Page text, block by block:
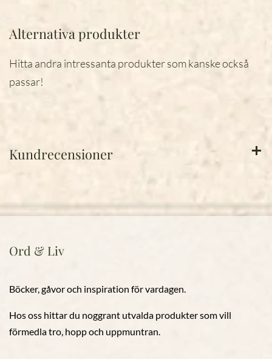
Alternativa produkter
Hitta andra intressanta produkter som kanske också
passar!
Kundrecensioner
Ord & Liv
Böcker, gåvor och inspiration för vardagen.
Hos oss hittar du noggrant utvalda produkter som vill
förmedla tro, hopp och uppmuntran.